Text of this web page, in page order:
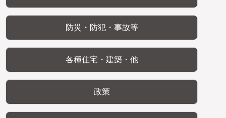
防災・防犯・事故等
各種住宅・建築・他
政策